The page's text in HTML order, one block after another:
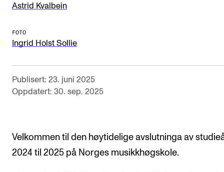
Astrid Kvalbein
FOTO
Ingrid Holst Sollie
Publisert: 23. juni 2025
Oppdatert: 30. sep. 2025
Velkommen til den høytidelige avslutninga av
2024 til 2025 på Norges musikkhøgskole.